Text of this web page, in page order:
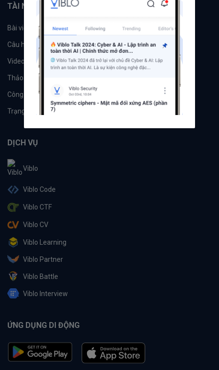
TÀI NGUYÊN
Bài viết Tổ chức
Câu hỏi Tags
Videos Tác giả
Thảo luận
Công cụ
Trạng thái hệ thống
DỊCH VỤ
Viblo
Viblo Code
Viblo CTF
Viblo CV
Viblo Learning
Viblo Partner
Viblo Battle
Viblo Interview
ỨNG DỤNG DI ĐỘNG